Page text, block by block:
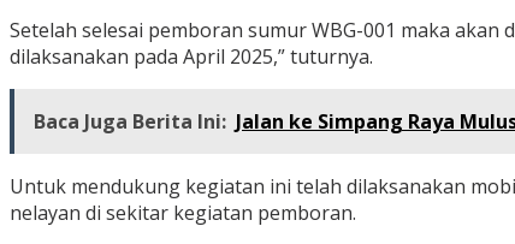
Setelah selesai pemboran sumur WBG-001 maka akan
dilaksanakan pada April 2025,” tuturnya.
Baca Juga Berita Ini: Jalan ke Simpang Raya
Untuk mendukung kegiatan ini telah dilaksanakan
nelayan di sekitar kegiatan pemboran.